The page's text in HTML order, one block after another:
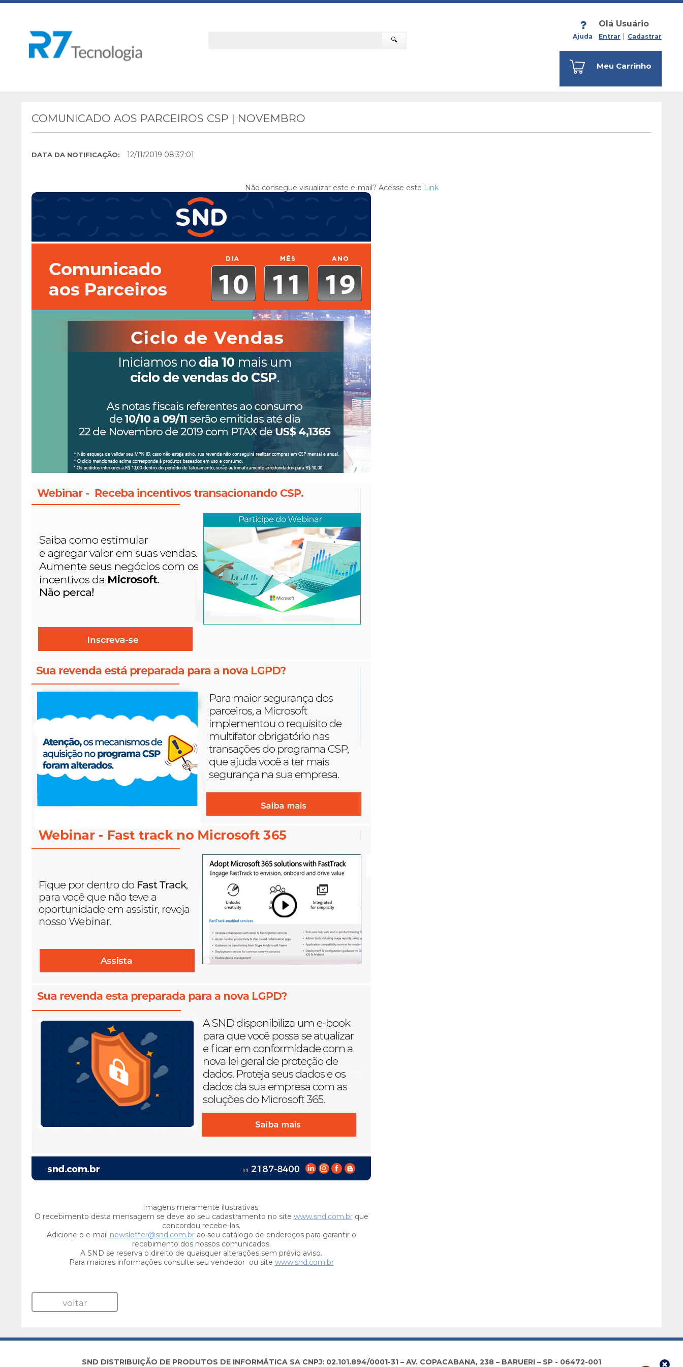
🔍 Ajuda
Olá Usuário
Entrar Cadastrar
Meu Carrinho
COMUNICADO AOS PARCEIROS CSP | NOVEMBRO
DATA DA NOTIFICAÇÃO: 12/11/2019 08:37:01
Não consegue visualizar este e-mail? Acesse este Link
Imagens meramente ilustrativas.
O recebimento desta mensagem se deve ao seu cadastramento no site www.snd.com.brque
concordou recebe-las.
Adicione o e-mail newsletter@snd.com.brao seu catálogo de endereços para garantir o
recebimento dos nossos comunicados.
A SND se reserva o direito de quaisquer alterações sem prévio aviso.
Para maiores informações consulte seu vendedor ou site www.snd.com.br
voltar
SND DISTRIBUIÇÃO DE PRODUTOS DE INFORMÁTICA SA CNPJ: 02.101.894/0001-31 – AV. COPACABANA, 238 – BARUERI – SP - 06472-001